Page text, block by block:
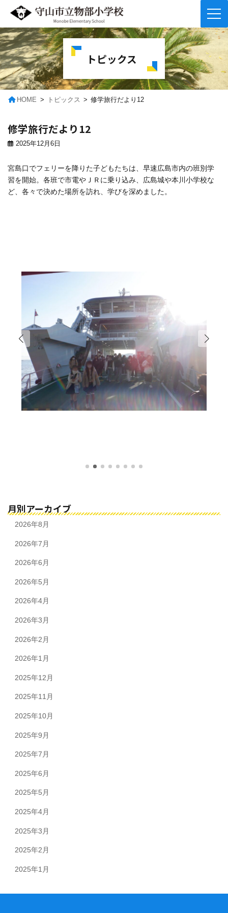
コ
ン
テ
ン
ツ
へ
ス
ナ
ビ
ゲ
ー
シ
ョ
ン
トピックス
HOME トピックス 修学旅行だより12
修学旅行だより12
2025年12月6日
宮島口でフェリーを降りた子どもたちは、早速広島市内の班別学
習を開始。各班で市電やＪＲに乗り込み、広島城や本川小学校な
ど、各々で決めた場所を訪れ、学びを深めました。
月別アーカイブ
2026年8月
2026年7月
2026年6月
2026年5月
2026年4月
2026年3月
2026年2月
2026年1月
2025年12月
2025年11月
2025年10月
2025年9月
2025年7月
2025年6月
2025年5月
2025年4月
2025年3月
2025年2月
2025年1月